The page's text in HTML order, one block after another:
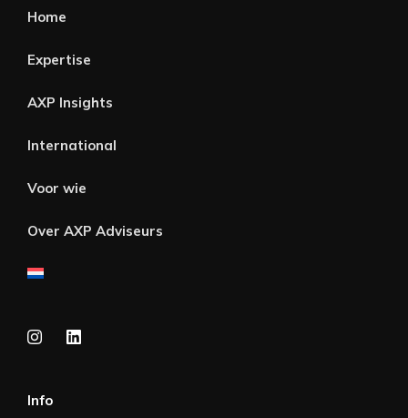
Home
Expertise
AXP Insights
International
Voor wie
Over AXP Adviseurs
Info